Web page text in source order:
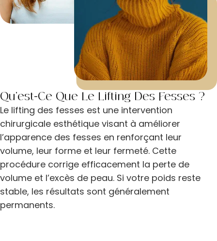
Qu’est-Ce Que Le Lifting Des Fesses ?
Le lifting des fesses est une intervention
chirurgicale esthétique visant à améliorer
l’apparence des fesses en renforçant leur
volume, leur forme et leur fermeté. Cette
procédure corrige efficacement la perte de
volume et l’excès de peau. Si votre poids reste
stable, les résultats sont généralement
permanents.